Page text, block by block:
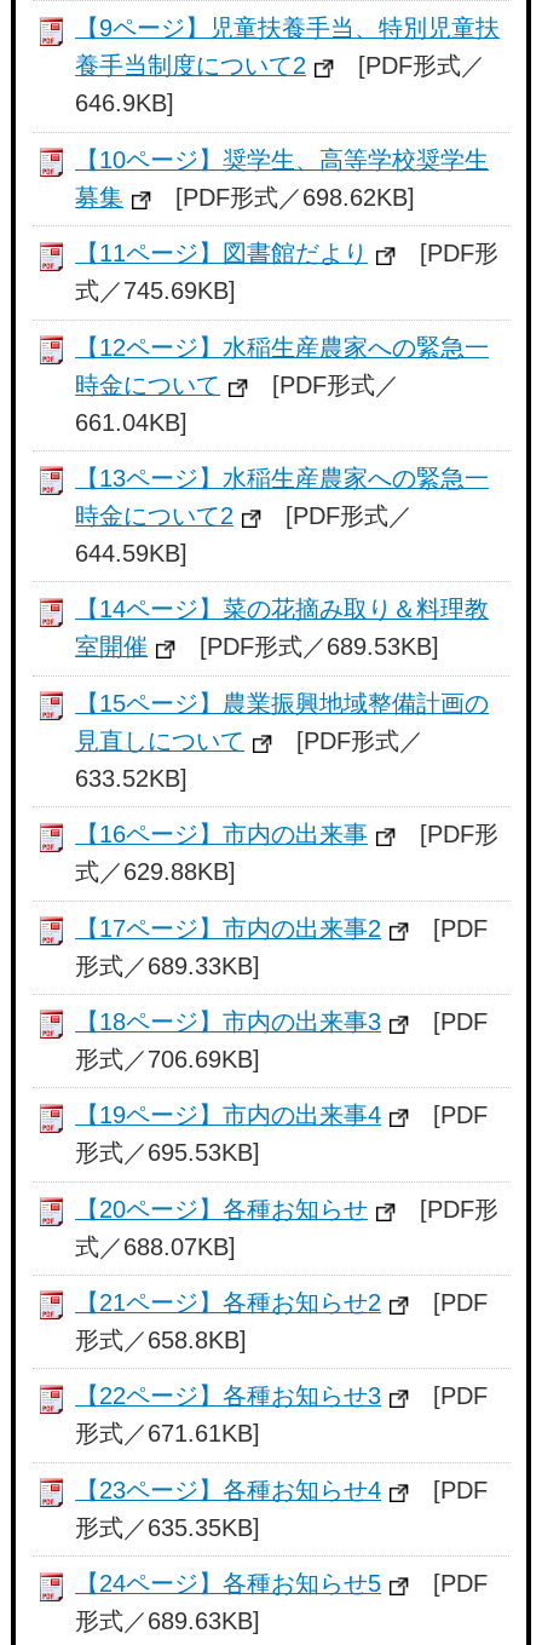
【9ページ】児童扶養手当、特別児童扶
養手当制度について2
[PDF形式／
646.9KB]
【10ページ】奨学生、高等学校奨学生
募集
[PDF形式／698.62KB]
【11ページ】図書館だより
[PDF形
式／745.69KB]
【12ページ】水稲生産農家への緊急一
時金について
[PDF形式／
661.04KB]
【13ページ】水稲生産農家への緊急一
時金について2
[PDF形式／
644.59KB]
【14ページ】菜の花摘み取り＆料理教
室開催
[PDF形式／689.53KB]
【15ページ】農業振興地域整備計画の
見直しについて
[PDF形式／
633.52KB]
【16ページ】市内の出来事
[PDF形
式／629.88KB]
【17ページ】市内の出来事2
[PDF
形式／689.33KB]
【18ページ】市内の出来事3
[PDF
形式／706.69KB]
【19ページ】市内の出来事4
[PDF
形式／695.53KB]
【20ページ】各種お知らせ
[PDF形
式／688.07KB]
【21ページ】各種お知らせ2
[PDF
形式／658.8KB]
【22ページ】各種お知らせ3
[PDF
形式／671.61KB]
【23ページ】各種お知らせ4
[PDF
形式／635.35KB]
【24ページ】各種お知らせ5
[PDF
形式／689.63KB]